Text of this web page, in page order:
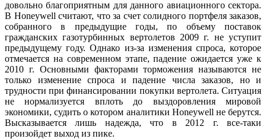
довольно благоприятным для данного авиационного сектора.
В Honeywell считают, что за счет солидного портфеля заказов,
собранного в предыдущие годы, по объему поставок
гражданских газотурбинных вертолетов 2009 г. не уступит
предыдущему году. Однако из-за изменения спроса, которое
отмечается на современном этапе, падение ожидается уже к
2010 г. Основными факторами торможения называются не
только изменение спроса и падение числа заказов, но и
трудности при финансировании покупки вертолета. Ситуация
не нормализуется вплоть до выздоровления мировой
экономики, судить о котором аналитики Honeywell не берутся.
Высказывается лишь надежда, что в 2012 г. все-таки
произойдет выход из пике.